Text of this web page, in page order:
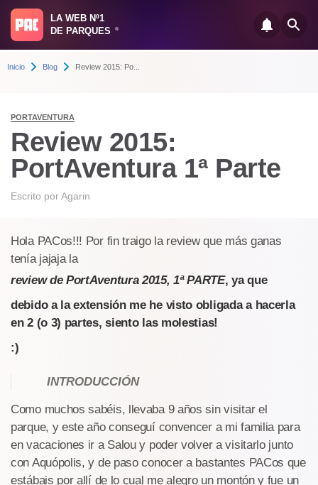
LA WEB Nº1
DE PARQUES
®
Inicio Blog Review 2015: Po...
PORTAVENTURA
Review 2015:
PortAventura 1ª Parte
Escrito porAgarin
Hola PACos!!! Por fin traigo la review que más ganas
tenía jajaja la
review de PortAventura 2015, 1ª PARTE, ya que
debido a la extensión me he visto obligada a hacerla
en 2 (o 3) partes, siento las molestias!
:)
INTRODUCCIÓN
Como muchos sabéis, llevaba 9 años sin visitar el
parque, y este año conseguí convencer a mi familia para
en vacaciones ir a Salou y poder volver a visitarlo junto
con Aquópolis, y de paso conocer a bastantes PACos que
estábais por allí de lo cual me alegro un montón y fue un